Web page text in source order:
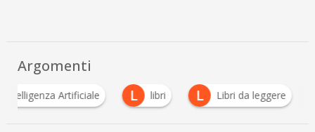
Argomenti
Intelligenza Artificiale L libri L Libri da leggere